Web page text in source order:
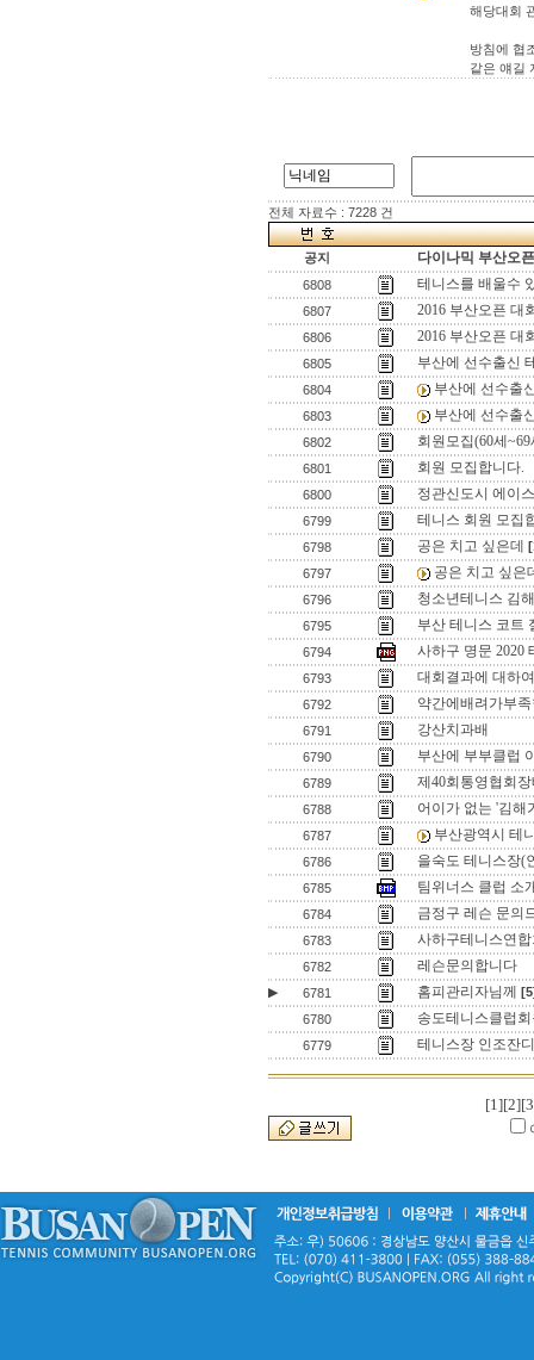
해당대회
방침에 협
같은 얘길
전체 자료수 : 7228 건
공지 다이나믹 부산오
6808 테니스를 배울수
6807 2016 부산오픈 대
6806 2016 부산오픈 대
6805 부산에 선수출신
6804 부산에 선수출
6803 부산에 선수출
6802 회원모집(60세~69
6801 회원 모집합니다.
6800 정관신도시 에이
6799 테니스 회원 모집
6798 공은 치고 싶은데
6797
공은 치고 싶은
6796 청소년테니스 김
6795 부산 테니스 코트
6794 사하구 명문 2020
6793 대회결과에 대하
6792 약간에배려가부
6791 강산치과배
6790 부산에 부부클럽
6789 제40회통영협회
6788 어이가 없는 '김해
6787 부산광역시 테
6786 을숙도 테니스장(
6785 팀위너스 클럽 소
6784 금정구 레슨 문의
6783 사하구테니스연
6782 레슨문의합니다
▶ 6781 홈피관리자님께
6780
송도테니스클럽
6779 테니스장 인조잔
[1][2]